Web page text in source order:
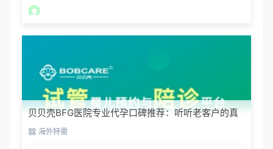
贝贝壳BFG医院专业代孕口碑推荐：听听老客户的真
实评价
海外特需